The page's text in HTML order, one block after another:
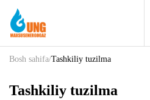
Bosh sahifa/Tashkiliy tuzilma
Tashkiliy tuzilma